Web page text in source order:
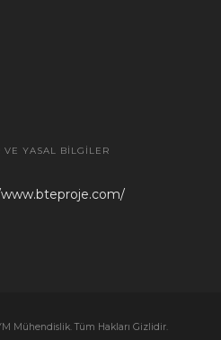
VE YASAL BILGILER
Mühendislik. Tüm Hakları Gizlidir.